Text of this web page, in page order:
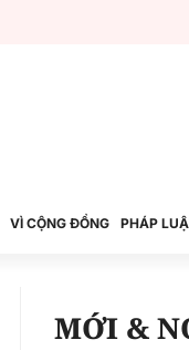
VÌ CỘNG ĐỒNG PHÁP
MỚI &